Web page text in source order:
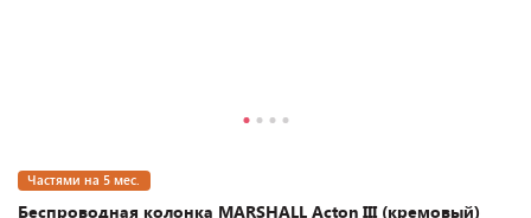
Беспроводная колонка MARSHALL Acton III (кремовый)
Частями на 5 мес.